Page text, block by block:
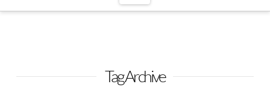
Tag Archive